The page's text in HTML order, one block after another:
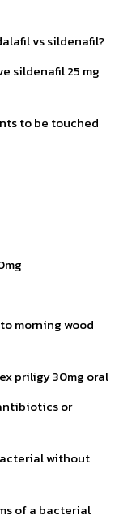
vs sildenafil?
sildenafil 25 mg
to be touched
morning wood
priligy 30mg oral
or
without
of a bacterial